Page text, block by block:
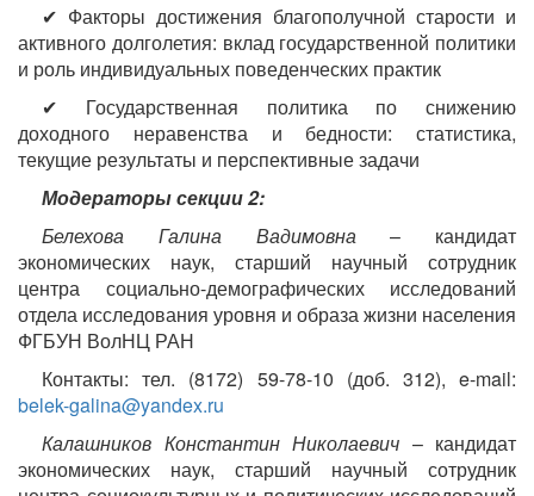
✔ Факторы достижения благополучной старости и
активного долголетия: вклад государственной политики
и роль индивидуальных поведенческих практик
✔ Государственная политика по снижению
доходного неравенства и бедности: статистика,
текущие результаты и перспективные задачи
Модераторы секции 2:
Белехова Галина Вадимовна– кандидат
экономических наук, старший научный сотрудник
центра социально-демографических исследований
отдела исследования уровня и образа жизни населения
ФГБУН ВолНЦ РАН
Контакты: тел. (8172) 59-78-10 (доб. 312), e-mail:
belek-galina@yandex.ru
Калашников Константин Николаевич – кандидат
экономических наук, старший научный сотрудник